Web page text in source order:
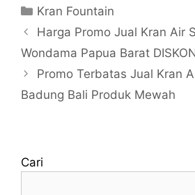
Kategori
Kran Fountain
Harga Promo Jual Kran Air
Wondama Papua Barat
Promo Terbatas Jual Kran
Badung Bali Produk Mewah
Cari